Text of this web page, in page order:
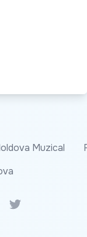
Muzical
Twitter